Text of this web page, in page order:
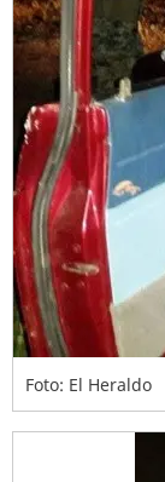
Foto: El Heraldo